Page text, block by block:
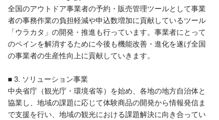
全国のアウトドア事業者の予約・販売管理ツールとして事業
者の事務作業の負担軽減や申込数増加に貢献しているツール
「ウラカタ」の開発・推進も行っています。事業者にとって
のペインを解消するために今後も機能改善・進化を遂げ全国
の事業者の生産性向上に貢献していきます。
■ 3. ソリューション事業
中央省庁（観光庁・環境省等）を始め、各地の地方自治体と
協業し、地域の課題に応じて体験商品の開発から情報発信ま
で支援を行い、地域の観光における課題解決に向き合ってい